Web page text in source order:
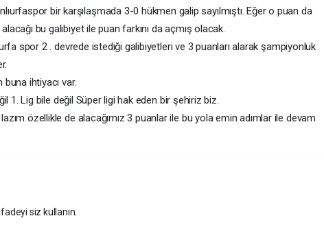
bir karşılaşmada 3-0 hükmen galip sayılmıştı. Eğer o puan da
bu galibiyet ile puan farkını da açmış olacak.
spor 2 . devrede istediği galibiyetleri ve 3 puanları alarak şampiyonluk
buna ihtiyacı var.
1. Lig bile değil Süper ligi hak eden bir şehiriz biz.
özellikle de alacağımız 3 puanlar ile bu yola emin adımlar ile devam
siz kullanın.